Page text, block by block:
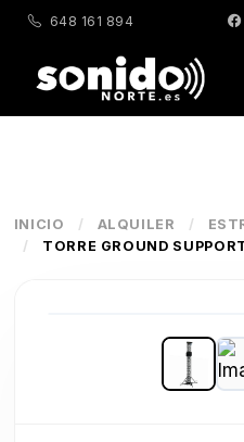
648 161 894
INICIO / ALQUILER /
/
TORRE GROUND